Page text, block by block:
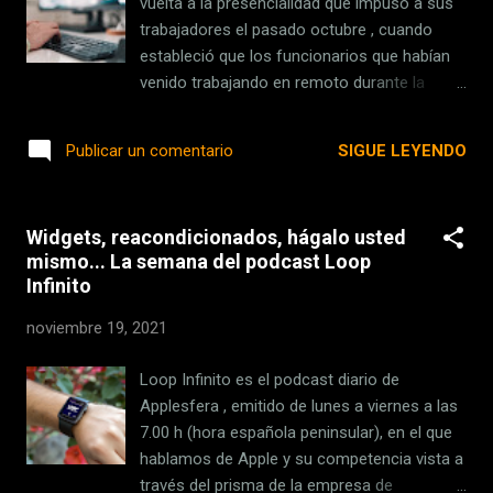
más núcleos y más potencia en futuras
versiones de los procesadores. Algo así
como poner cuatro M1 Max en un futuro
los rumores del Apple Car. Lo hemos hecho
trabajadores el pasado octubre , cuando
estableció que los funcionarios que habían
venido trabajando en remoto durante la
Ahora, la Ministra de Hacienda y Función
de enero los empleados de la
Administración General del Estado podrán
tres días a la semana . La ministra ha
través de un real decreto en el que llevan
trabajando varios meses y que actualmente
están negociando con los sindicatos, por lo
que aún no está cerrado pero sí avanzado.
Montero no ofreció muchos más detalles al
Publicar un comentario SIGUE LEYENDO
Widgets, reacondicionados, hágalo usted
mismo... La semana del podcast Loop
Infinito
noviembre 19, 2021
Loop Infinito es el podcast diario de
Applesfera , emitido de lunes a viernes a las
7.00 h (hora española peninsular), en el que
hablamos de Apple y su competencia vista a
través del prisma de la empresa de